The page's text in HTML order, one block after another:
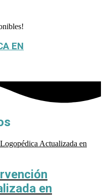
EN
en